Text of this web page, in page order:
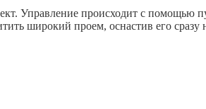
Управление происходит с помощью
широкий проем, оснастив его сразу